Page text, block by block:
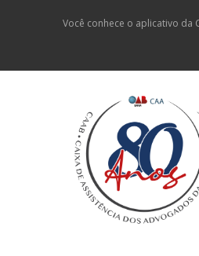
Você conhece o aplicativo da